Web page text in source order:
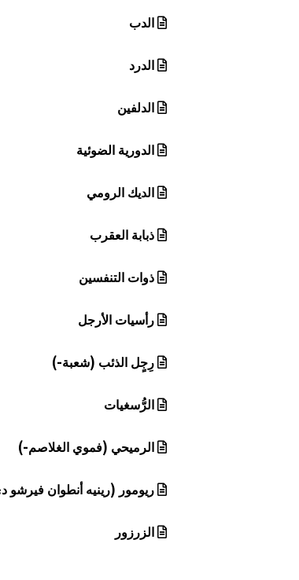
الدب
الدرد
الدلفين
الدورية الضوئية
الديك الرومي
ذبابة العقرب
ذوات التنفسين
رأسيات الأرجل
رِجٍل الذئب (شعبة-)
الرُّسغيات
الرميحي (فموي الغلاصم-)
ريومور (رينيه أنطوان فيرشو
الزرزور